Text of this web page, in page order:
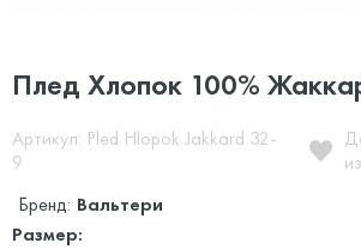
Плед Хлопок 100%
Артикул: Pled Hlopok Jakkard 32-
9
Бренд: Вальтери
Размер: